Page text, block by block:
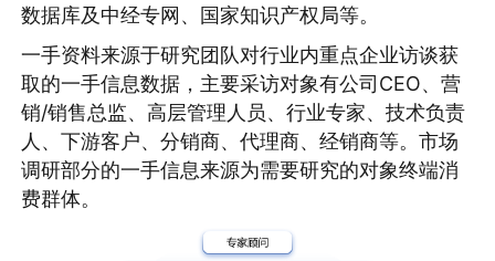
数据库及中经专网、国家知识产权局等。
一手资料来源于研究团队对行业内重点企业访谈获
取的一手信息数据，主要采访对象有公司CEO、营
销/销售总监、高层管理人员、行业专家、技术负责
人、下游客户、分销商、代理商、经销商等。市场
调研部分的一手信息来源为需要研究的对象终端消
费群体。